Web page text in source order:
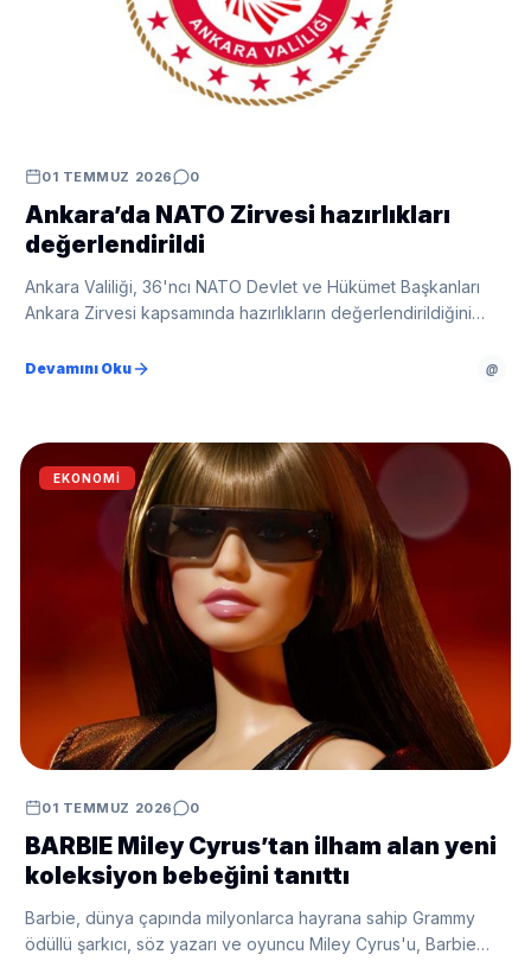
01 TEMMUZ 2026 0
Ankara’da NATO Zirvesi hazırlıkları
değerlendirildi
Ankara Valiliği, 36'ncı NATO Devlet ve Hükümet Başkanları
Ankara Zirvesi kapsamında hazırlıkların değerlendirildiğini
Devamını Oku @
EKONOMI
01 TEMMUZ 2026 0
BARBIE Miley Cyrus’tan ilham alan yeni
koleksiyon bebeğini tanıttı
Barbie, dünya çapında milyonlarca hayrana sahip Grammy
ödüllü şarkıcı, söz yazarı ve oyuncu Miley Cyrus'u, Barbie